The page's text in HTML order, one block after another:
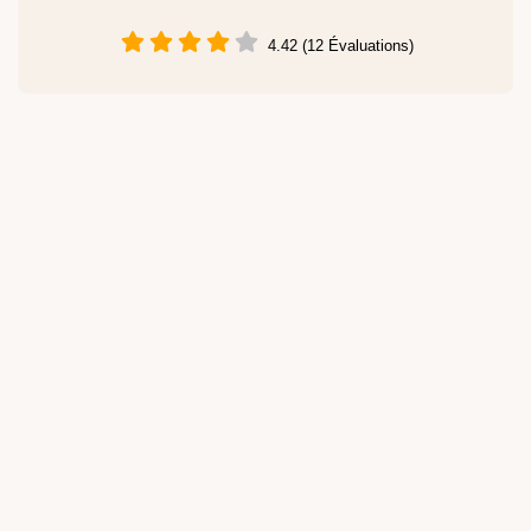
4.42 (12 Évaluations)